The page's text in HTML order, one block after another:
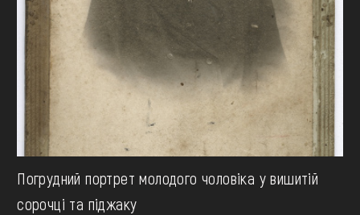
Погрудний портрет молодого чоловіка у вишитій
сорочці та піджаку